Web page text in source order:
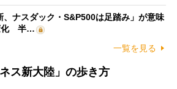
、ナスダック・S&P500は足踏み」が意味
化 半…
一覧を見る
ス新大陸」の歩き方